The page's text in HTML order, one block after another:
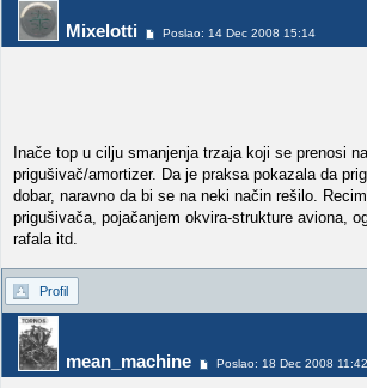
Mixelotti Poslao: 14 Dec 2008 15:14
Inače top u cilju smanjenja trzaja koji se prenosi
prigušivač/amortizer. Da je praksa pokazala da
dobar, naravno da bi se na neki način rešilo.
prigušivača, pojačanjem okvira-strukture aviona,
rafala itd.
Profil
mean_machine Poslao: 18 Dec 2008 11:42